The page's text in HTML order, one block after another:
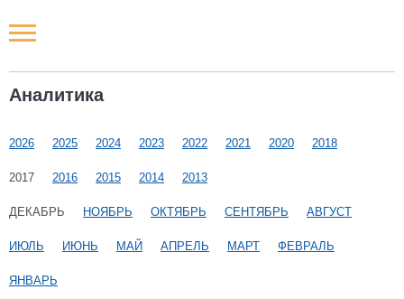
Аналитика
2026 2025 2024 2023 2022 2021 2020 2018
2017 2016 2015 2014 2013
ДЕКАБРЬ НОЯБРЬ ОКТЯБРЬ СЕНТЯБРЬ АВГУСТ
ИЮЛЬ ИЮНЬ МАЙ АПРЕЛЬ МАРТ ФЕВРАЛЬ
ЯНВАРЬ
Новости РФ
Наши мероприятия
Статьи